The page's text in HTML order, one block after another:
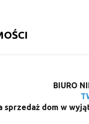
BIURO
sprzedaż dom w